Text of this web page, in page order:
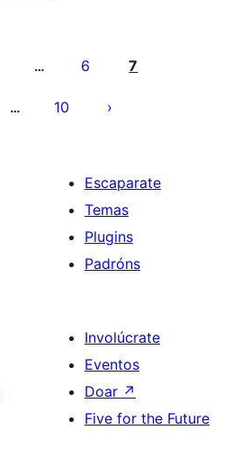
… 6 7
… 10
Escaparate
Temas
Plugins
Padróns
Involúcrate
Eventos
Doar ↗
Five for the Future